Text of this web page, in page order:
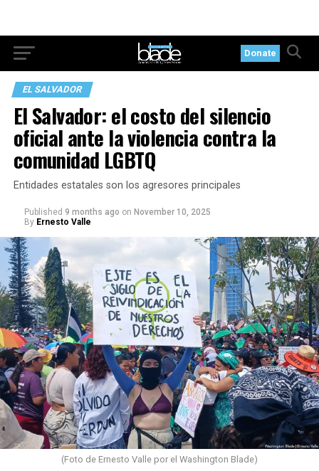
Donate
EL SALVADOR
El Salvador: el costo del silencio
oficial ante la violencia contra la
comunidad LGBTQ
Entidades estatales son los agresores principales
Published 9 months ago on November 10, 2025
By Ernesto Valle
(Foto de Ernesto Valle por el Washington Blade)